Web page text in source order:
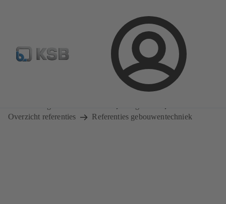
Aanmelding
Configure Product KSB Select Standaard stuklijsten
Overzicht referenties
Referenties gebouwentechniek